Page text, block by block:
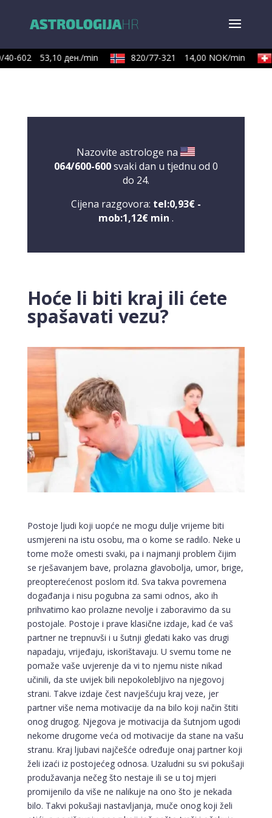
602 53,10 ден./min 820/77-321 14,00 NOK/min
Nazovite astrologe na
064/600-600svaki dan u tjednu od 0
do 24.
Cijena razgovora: tel:0,93€ -
mob:1,12€ min .
Hoće li biti kraj ili ćete
spašavati vezu?
Postoje ljudi koji uopće ne mogu dulje vrijeme biti
usmjereni na istu osobu, ma o kome se radilo. Neke u
tome može omesti svaki, pa i najmanji problem čijim
se rješavanjem bave, prolazna glavobolja, umor, brige,
preopterećenost poslom itd. Sva takva povremena
događanja i nisu pogubna za sami odnos, ako ih
prihvatimo kao prolazne nevolje i zaboravimo da su
postojale. Postoje i prave klasične izdaje, kad će vaš
partner ne trepnuvši i u šutnji gledati kako vas drugi
napadaju, vrijeđaju, iskorištavaju. U svemu tome ne
pomaže vaše uvjerenje da vi to njemu niste nikad
učinili, da ste uvijek bili nepokolebljivo na njegovoj
strani. Takve izdaje čest navješćuju kraj veze, jer
partner više nema motivacije da na bilo koji način štiti
onog drugog. Njegova je motivacija da šutnjom ugodi
nekome drugome veća od motivacije da stane na vašu
stranu. Kraj ljubavi najčešće određuje onaj partner koji
želi izaći iz postojećeg odnosa. Uzaludni su svi pokušaji
produžavanja nečeg što nestaje ili se u toj mjeri
promijenilo da više ne nalikuje na ono što je nekada
bilo. Takvi pokušaji nastavljanja, muče onog koji želi